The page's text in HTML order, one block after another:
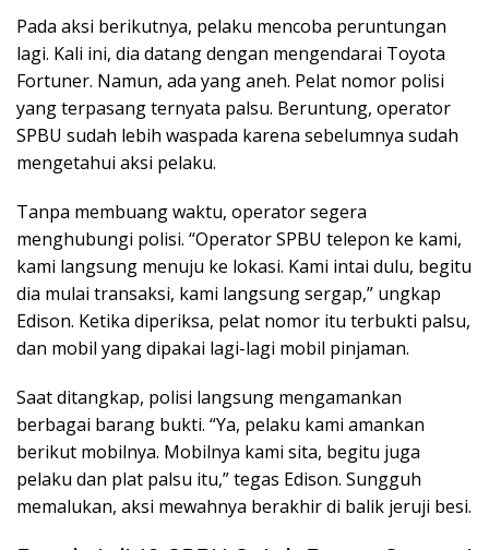
Pada aksi berikutnya, pelaku mencoba peruntungan
lagi. Kali ini, dia datang dengan mengendarai Toyota
Fortuner. Namun, ada yang aneh. Pelat nomor polisi
yang terpasang ternyata palsu. Beruntung, operator
SPBU sudah lebih waspada karena sebelumnya sudah
mengetahui aksi pelaku.
Tanpa membuang waktu, operator segera
menghubungi polisi. “Operator SPBU telepon ke kami,
kami langsung menuju ke lokasi. Kami intai dulu, begitu
dia mulai transaksi, kami langsung sergap,” ungkap
Edison. Ketika diperiksa, pelat nomor itu terbukti palsu,
dan mobil yang dipakai lagi-lagi mobil pinjaman.
Saat ditangkap, polisi langsung mengamankan
berbagai barang bukti. “Ya, pelaku kami amankan
berikut mobilnya. Mobilnya kami sita, begitu juga
pelaku dan plat palsu itu,” tegas Edison. Sungguh
memalukan, aksi mewahnya berakhir di balik jeruji besi.